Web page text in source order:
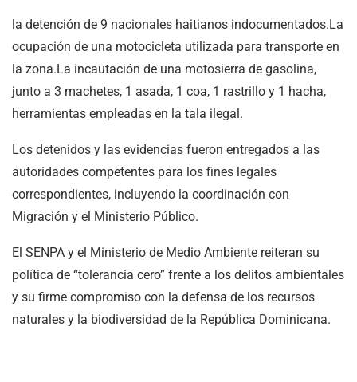
la detención de 9 nacionales haitianos indocumentados.La
ocupación de una motocicleta utilizada para transporte en
la zona.La incautación de una motosierra de gasolina,
junto a 3 machetes, 1 asada, 1 coa, 1 rastrillo y 1 hacha,
herramientas empleadas en la tala ilegal.
Los detenidos y las evidencias fueron entregados a las
autoridades competentes para los fines legales
correspondientes, incluyendo la coordinación con
Migración y el Ministerio Público.
El SENPA y el Ministerio de Medio Ambiente reiteran su
política de “tolerancia cero” frente a los delitos ambientales
y su firme compromiso con la defensa de los recursos
naturales y la biodiversidad de la República Dominicana.